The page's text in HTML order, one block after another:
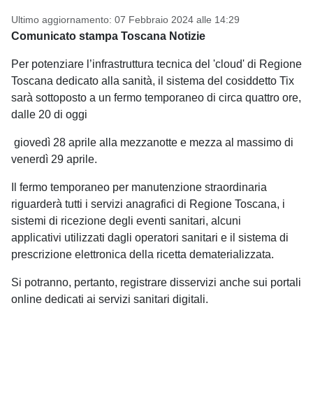
Ultimo aggiornamento: 07 Febbraio 2024 alle 14:29
Comunicato stampa Toscana Notizie
Per potenziare l’infrastruttura tecnica del 'cloud' di Regione
Toscana dedicato alla sanità, il sistema del cosiddetto Tix
sarà sottoposto a un fermo temporaneo di circa quattro ore,
dalle 20 di oggi
giovedì 28 aprile alla mezzanotte e mezza al massimo di
venerdì 29 aprile.
Il fermo temporaneo per manutenzione straordinaria
riguarderà tutti i servizi anagrafici di Regione Toscana, i
sistemi di ricezione degli eventi sanitari, alcuni
applicativi utilizzati dagli operatori sanitari e il sistema di
prescrizione elettronica della ricetta dematerializzata.
Si potranno, pertanto, registrare disservizi anche sui portali
online dedicati ai servizi sanitari digitali.